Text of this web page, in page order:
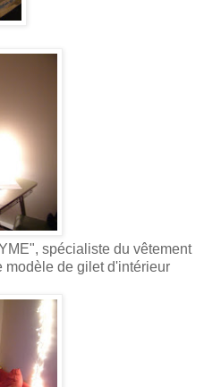
spécialiste du vêtement
modèle de gilet d'intérieur